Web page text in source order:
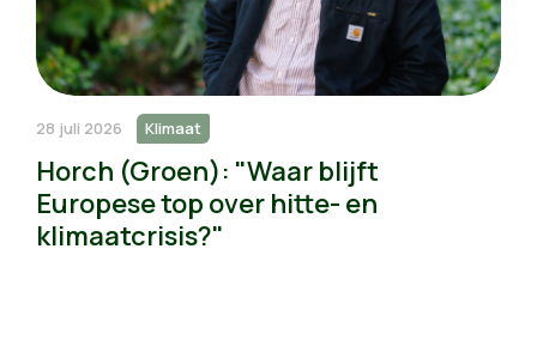
28 juli 2026 Klimaat
Horch (Groen): "Waar blijft
Europese top over hitte- en
klimaatcrisis?"